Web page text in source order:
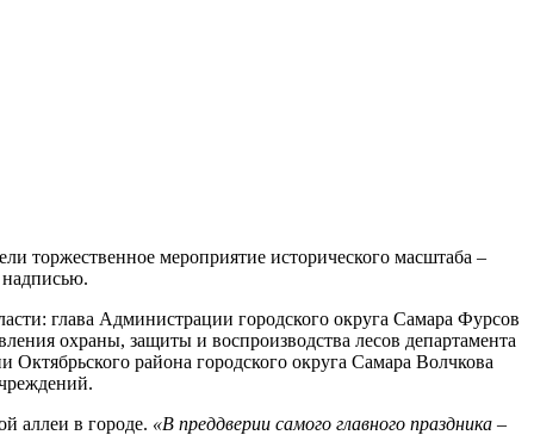
торжественное мероприятие исторического масштаба –
глава Администрации городского округа Самара Фурсов
охраны, защиты и воспроизводства лесов департамента
района городского округа Самара Волчкова
аллеи в городе. «В преддверии самого главного праздника –